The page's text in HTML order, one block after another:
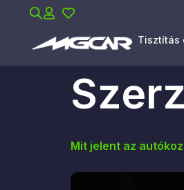
Tisztítás
Mit jelent az